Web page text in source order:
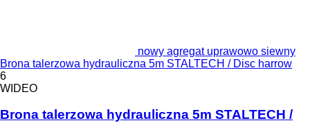
nowy agregat uprawowo siewny
Brona talerzowa hydrauliczna 5m STALTECH / Disc harrow
6
WIDEO
Brona talerzowa hydrauliczna 5m STALTECH /